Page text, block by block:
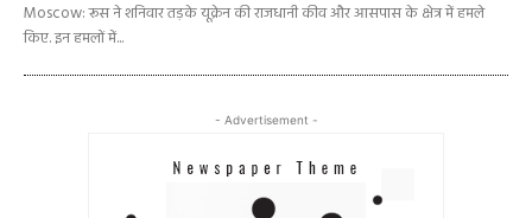
Moscow: रूस ने शनिवार तड़के यूक्रेन की राजधानी कीव और आसपास के क्षेत्र में हमले
किए. इन हमलों में...
- Advertisement -